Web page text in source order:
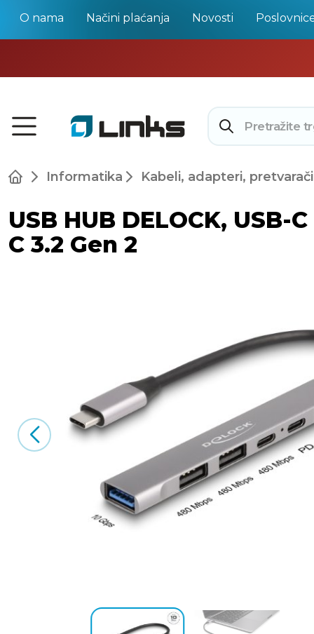
O nama Načini plaćanja Novosti
Informatika Kabeli, adapteri, pretvarači
USB HUB DELOCK, USB-
C 3.2 Gen 2